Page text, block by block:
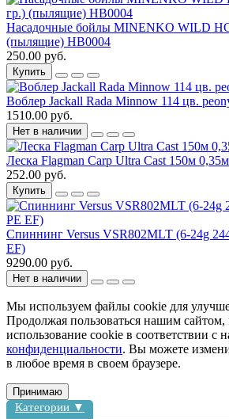
Насадочные бойлы MINENKO WILD
(пылящие) HB0004
250.00 руб.
Купить
Воблер Jackall Rada Minnow 114 цв.
1510.00 руб.
Нет в наличии
Леска Flagman Carp Ultra Cast 150м
252.00 руб.
Купить
Спиннинг Versus VSR802MLT (6-24g
EF)
9290.00 руб.
Нет в наличии
Мы используем файлы cookie для
Продолжая пользоваться нашим сайтом,
использование cookie в соответствии с
конфиденциальности. Вы можете
в любое время в своем браузере.
Принимаю
Категории ▼